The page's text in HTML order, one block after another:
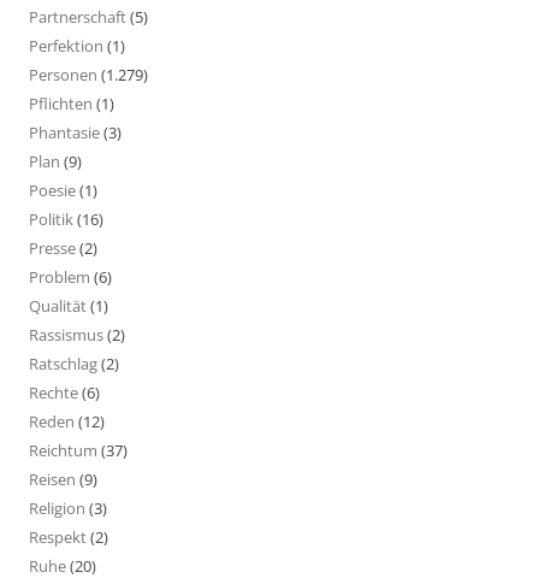
Partnerschaft(5)
Perfektion (1)
Personen (1.279)
Pflichten (1)
Phantasie(3)
Plan (9)
Poesie(1)
Politik(16)
Presse(2)
Problem (6)
Qualität(1)
Rassismus(2)
Ratschlag(2)
Rechte(6)
Reden (12)
Reichtum (37)
Reisen (9)
Religion (3)
Respekt(2)
Ruhe(20)